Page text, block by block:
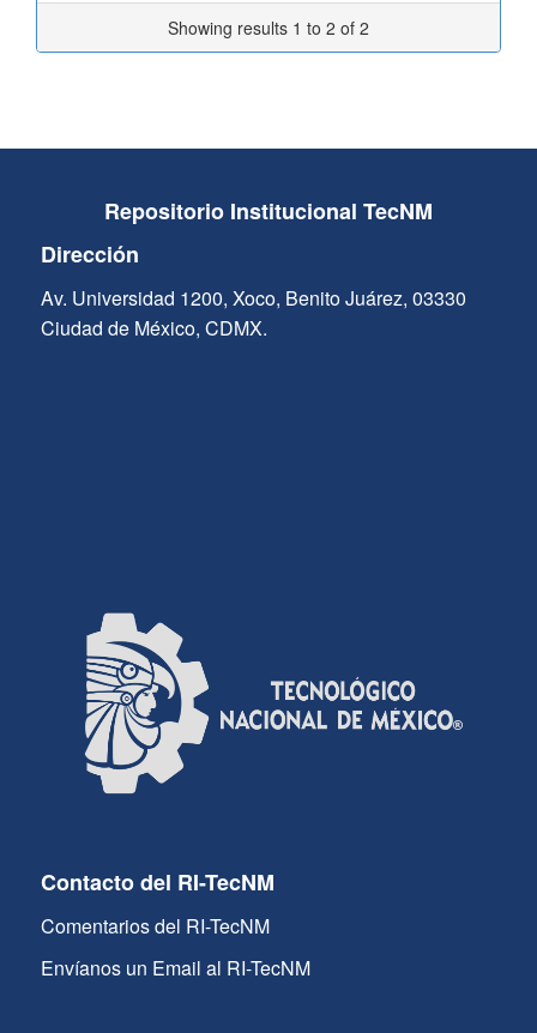
Showing results 1 to 2 of 2
Repositorio Institucional TecNM
Dirección
Av. Universidad 1200, Xoco, Benito Juárez, 03330
Ciudad de México, CDMX.
Contacto del RI-TecNM
Comentarios del RI-TecNM
Envíanos un Email al RI-TecNM